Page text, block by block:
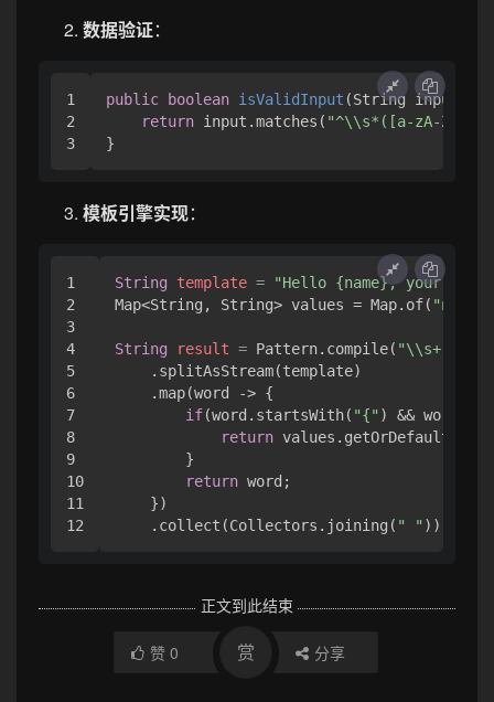
数据验证：
1
2
public boolean isValidInput (String input)
return input.matches( "^\\s*([a-zA-
模板引擎实现：
1
2
3
4
5
6
7
8
9
10
11
String template =
"Hello {name}, your
Map<String, String> values = Map.of( "name"
String result = Pattern.compile( "\\s+"
    .splitAsStream(template)
    .map(word -> {
if(word.startsWith( "{" ) &&
return
        }
return word;
    })
    .collect(Collectors.joining(
" "
正文到此结束
赞 0 赏 分享